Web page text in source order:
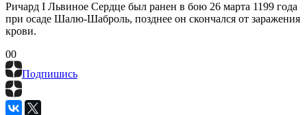
Ричард I Львиное Сердце был ранен в бою 26 марта 1199 года
при осаде Шалю-Шаброль, позднее он скончался от заражения
крови.
00
Подпишись